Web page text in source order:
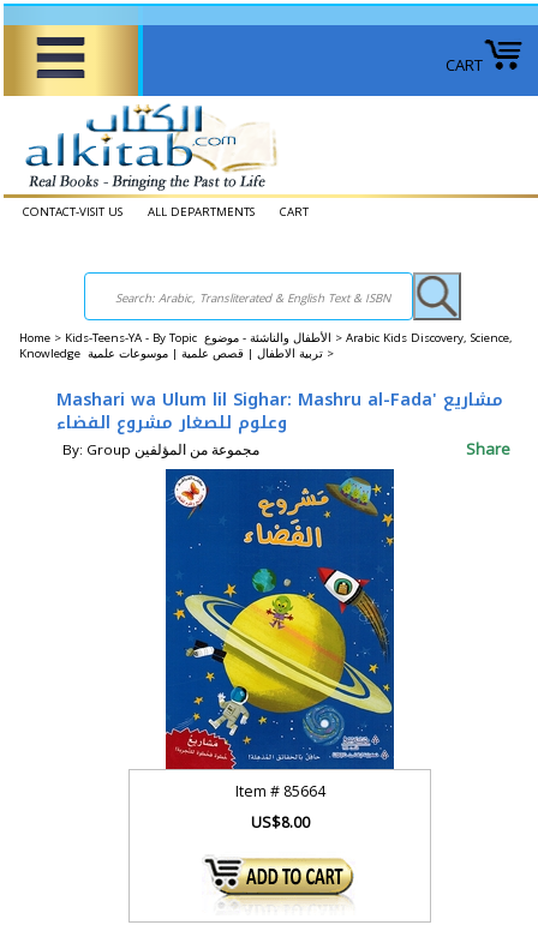
CART
CONTACT-VISIT US ALL DEPARTMENTS CART
Home > Kids-Teens-YA - By Topic الأطفال والناشئة - موضوع > Arabic Kids Discovery, Science,
Knowledge تربية الاطفال | قصص علمية | موسوعات علمية >
Mashari wa Ulum lil Sighar: Mashru al-Fada' مشاريع
وعلوم للصغار مشروع الفضاء
By: Group مجموعة من المؤلفين Share
Item # 85664
US$8.00